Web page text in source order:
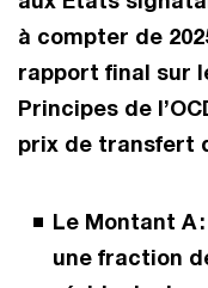
à compter de
rapport final sur
Principes de
prix de transfert
Le Montant A
une fraction